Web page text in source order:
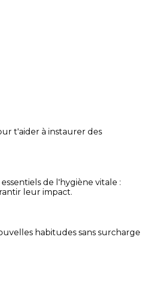
t'aider à instaurer des
de l'hygiène vitale :
leur impact.
habitudes sans surcharge